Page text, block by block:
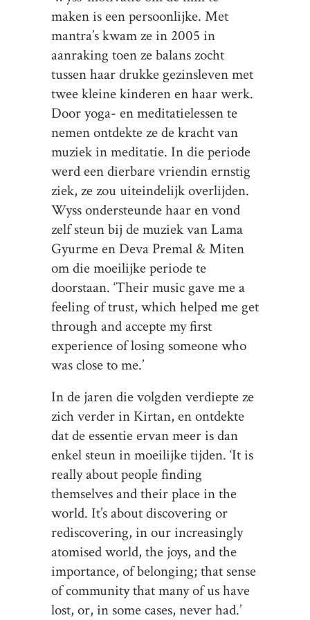
maken is een persoonlijke. Met
mantra’s kwam ze in 2005 in
aanraking toen ze balans zocht
tussen haar drukke gezinsleven met
twee kleine kinderen en haar werk.
Door yoga- en meditatielessen te
nemen ontdekte ze de kracht van
muziek in meditatie. In die periode
werd een dierbare vriendin ernstig
ziek, ze zou uiteindelijk overlijden.
Wyss ondersteunde haar en vond
zelf steun bij de muziek van Lama
Gyurme en Deva Premal & Miten
om die moeilijke periode te
doorstaan. ‘Their music gave me a
feeling of trust, which helped me get
through and accepte my first
experience of losing someone who
was close to me.’
In de jaren die volgden verdiepte ze
zich verder in Kirtan, en ontdekte
dat de essentie ervan meer is dan
enkel steun in moeilijke tijden. ‘It is
really about people finding
themselves and their place in the
world. It’s about discovering or
rediscovering, in our increasingly
atomised world, the joys, and the
importance, of belonging; that sense
of community that many of us have
lost, or, in some cases, never had.’